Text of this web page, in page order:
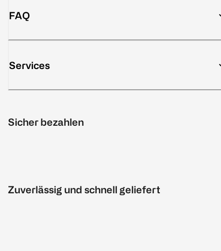
FAQ
Services
Sicher bezahlen
Zuverlässig und schnell geliefert